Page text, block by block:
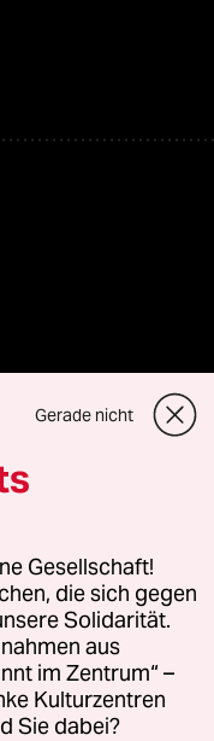
oder für Genehmigungen
Richtlinien
AGB
Gerade nicht
Gesellschaft!
die sich gegen
Solidarität.
aus
im Zentrum“ –
Kulturzentren
Sie dabei?